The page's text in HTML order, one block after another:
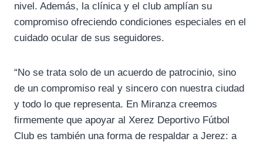
nivel. Además, la clínica y el club amplían su
compromiso ofreciendo condiciones especiales en el
cuidado ocular de sus seguidores.
“No se trata solo de un acuerdo de patrocinio, sino
de un compromiso real y sincero con nuestra ciudad
y todo lo que representa. En Miranza creemos
firmemente que apoyar al Xerez Deportivo Fútbol
Club es también una forma de respaldar a Jerez: a